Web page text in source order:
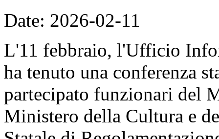
Date: 2026-02-11
L'11 febbraio, l'Ufficio
ha tenuto una conferenza
partecipato funzionari del
Ministero della Cultura e